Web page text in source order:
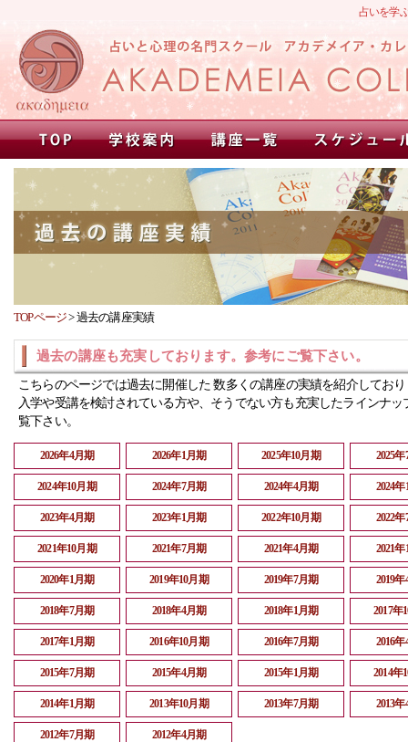
占いを学
TOPページ>過去の講座実績
過去の講座も充実しております。参考にご覧下さい。
こちらのページでは過去に開催した 数多くの講座の実績を紹介してお
入学や受講を検討されている方や、そうでない方も充実したラインナッ
覧下さい。
2026年4月期 2026年1月期 2025年10月期 2025
2024年10月期 2024年7月期 2024年4月期 2024
2023年4月期 2023年1月期 2022年10月期 2022
2021年10月期 2021年7月期 2021年4月期 2021
2020年1月期 2019年10月期 2019年7月期 2019
2018年7月期 2018年4月期 2018年1月期 2017年
2017年1月期 2016年10月期 2016年7月期 2016
2015年7月期 2015年4月期 2015年1月期 2014年
2014年1月期 2013年10月期 2013年7月期 2013
2012年7月期 2012年4月期